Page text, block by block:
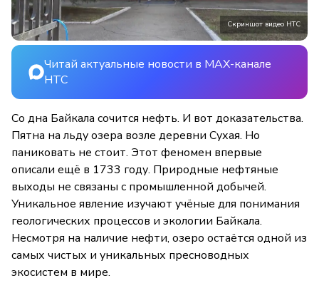
Скриншот видео НТС
Читай актуальные новости в MAX-канале
НТС
Со дна Байкала сочится нефть. И вот доказательства.
Пятна на льду озера возле деревни Сухая. Но
паниковать не стоит. Этот феномен впервые
описали ещё в 1733 году. Природные нефтяные
выходы не связаны с промышленной добычей.
Уникальное явление изучают учёные для понимания
геологических процессов и экологии Байкала.
Несмотря на наличие нефти, озеро остаётся одной из
самых чистых и уникальных пресноводных
экосистем в мире.